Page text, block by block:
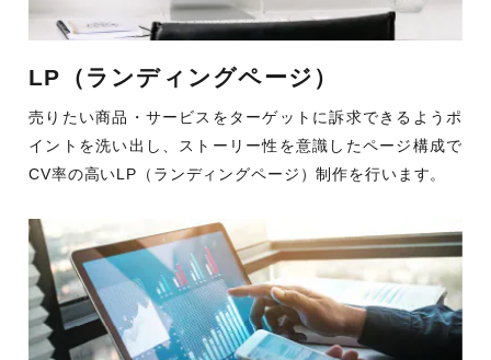
LP（ランディングページ）
売りたい商品・サービスをターゲットに訴求できるようポ
イントを洗い出し、ストーリー性を意識したページ構成で
CV率の高いLP（ランディングページ）制作を行います。